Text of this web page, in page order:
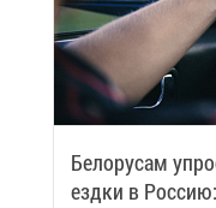
Бе­ло­ру­сам
езд­ки в